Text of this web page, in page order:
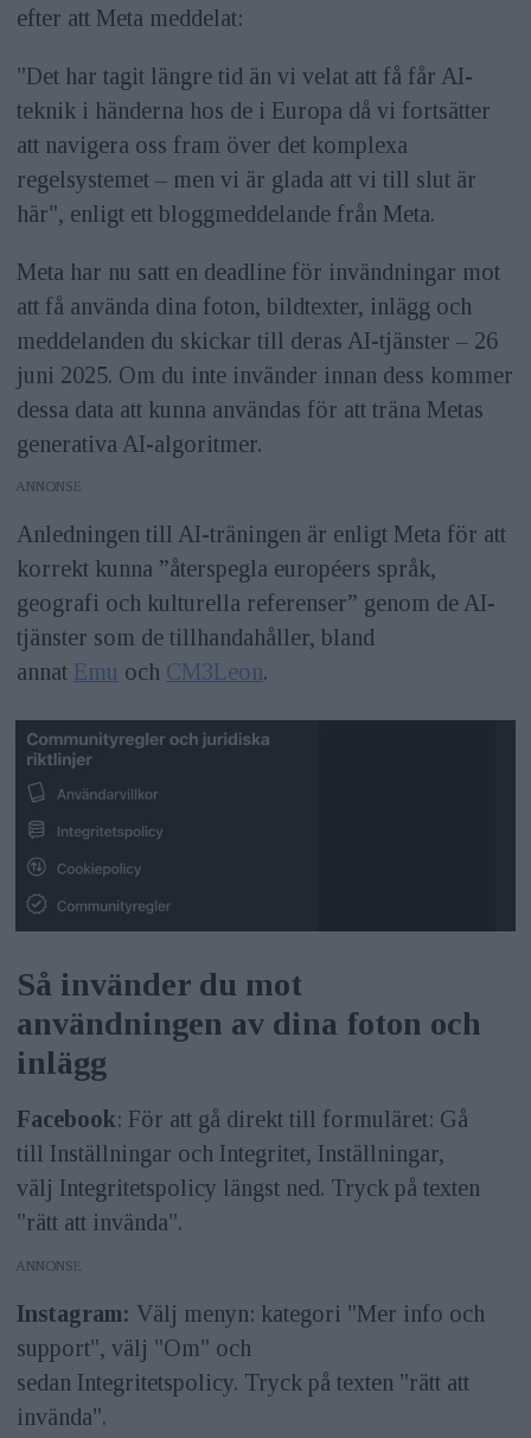
efter att Meta meddelat:
"Det har tagit längre tid än vi velat att få får AI-
teknik i händerna hos de i Europa då vi fortsätter
att navigera oss fram över det komplexa
regelsystemet – men vi är glada att vi till slut är
här", enligt ett bloggmeddelande från Meta.
Meta har nu satt en deadline för invändningar mot
att få använda dina foton, bildtexter, inlägg och
meddelanden du skickar till deras AI-tjänster – 26
juni 2025. Om du inte invänder innan dess kommer
dessa data att kunna användas för att träna Metas
generativa AI-algoritmer.
ANNONS
Anledningen till AI-träningen är enligt Meta för att
korrekt kunna ”återspegla européers språk,
geografi och kulturella referenser” genom de AI-
tjänster som de tillhandahåller, bland
annat Emu och CM3Leon.
Så invänder du mot
användningen av dina foton och
inlägg
Facebook: För att gå direkt till formuläret: Gå
till Inställningar och Integritet, Inställningar,
välj Integritetspolicy längst ned. Tryck på texten
"rätt att invända".
ANNONS
Instagram: Välj menyn: kategori "Mer info och
support", välj "Om" och
sedan Integritetspolicy. Tryck på texten "rätt att
invända".